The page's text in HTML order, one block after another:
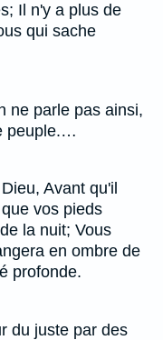
Il n'y a plus de
qui sache
ne parle pas ainsi,
peuple.…
Avant qu'il
vos pieds
la nuit; Vous
en ombre de
profonde.
du juste par des